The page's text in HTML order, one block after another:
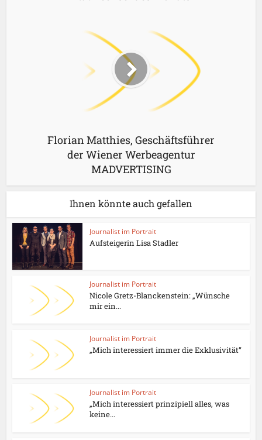
Florian Matthies, Geschäftsführer
der Wiener Werbeagentur
MADVERTISING
Ihnen könnte auch gefallen
Journalist im Portrait
Aufsteigerin Lisa Stadler
Journalist im Portrait
Nicole Gretz-Blanckenstein: „Wünsche
mir ein...
Journalist im Portrait
„Mich interessiert immer die Exklusivität“
Journalist im Portrait
„Mich interessiert prinzipiell alles, was
keine...